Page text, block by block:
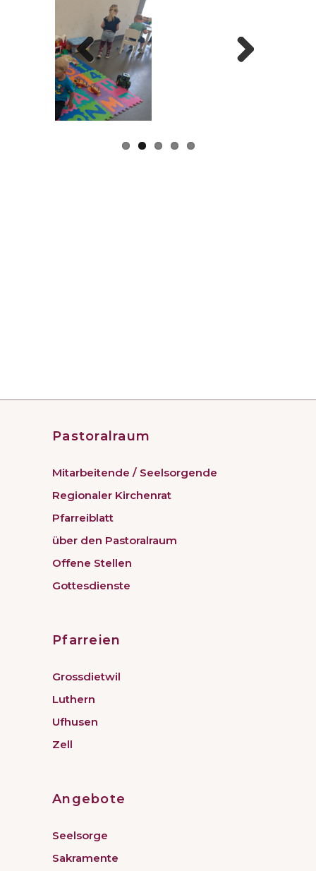
Previous
Pastoralraum
Mitarbeitende / Seelsorgende
Regionaler Kirchenrat
Pfarreiblatt
über den Pastoralraum
Offene Stellen
Gottesdienste
Pfarreien
Grossdietwil
Luthern
Ufhusen
Zell
Angebote
Seelsorge
Sakramente